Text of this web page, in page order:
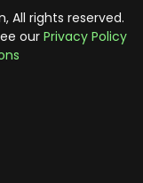
All rights reserved.
our Privacy Policy